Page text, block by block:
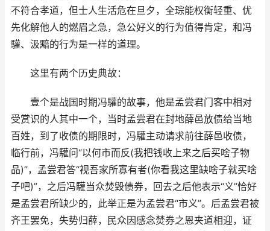
不符合孝道，但士人生活危在旦夕，全琮能权衡轻重、优
先化解他人的燃眉之急，急公好义的行为值得肯定，和冯
驩、汲黯的行为是一样的道理。
这里有两个历史典故：
壹个是战国时期冯驩的故事，他是孟尝君门客中相对
受赏识的人其中一个，当时孟尝君在封地薛邑放债给当地
百姓，到了收债的期限时，冯驩主动请求前往薛邑收债，
临行前，冯驩问“以何市而反(我把钱收上来之后买啥子物
品)”，孟尝君答“视吾家所寡有者(你看我这里缺啥子就买啥
子吧)”，之后冯驩当众焚毁债券，回去之后他表示“义”恰好
是孟尝君所缺少的，此举正是为孟尝君“市义”。后孟尝君被
齐王罢免，失势归薛，民众因感念焚券之恩夹道相迎，证